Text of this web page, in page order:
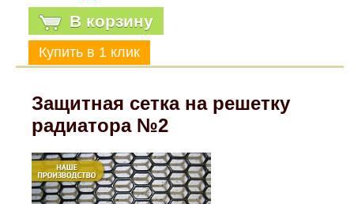
В корзину
Защитная сетка на решетку
радиатора №2
Lexus
Mazda
Mercedes-Benz
Opel